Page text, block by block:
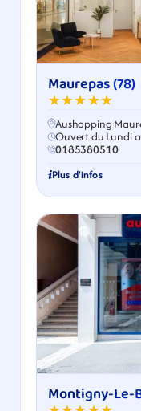
Maurepas (78)
★★★★★
Aushopping
Ouvert du Lundi
0185380510
Plus d'infos
Montigny-Le-